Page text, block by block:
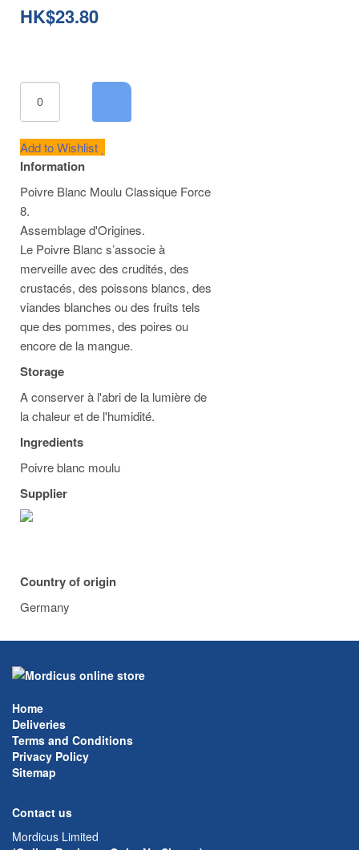
HK$23.80
Add to Wishlist
Information
Poivre Blanc Moulu Classique Force
8.
Assemblage d'Origines.
Le Poivre Blanc s’associe à
merveille avec des crudités, des
crustacés, des poissons blancs, des
viandes blanches ou des fruits tels
que des pommes, des poires ou
encore de la mangue.
Storage
A conserver à l'abri de la lumière de
la chaleur et de l'humidité.
Ingredients
Poivre blanc moulu
Supplier
Country of origin
Germany
Home
Deliveries
Terms and Conditions
Privacy Policy
Sitemap
Contact us
Mordicus Limited